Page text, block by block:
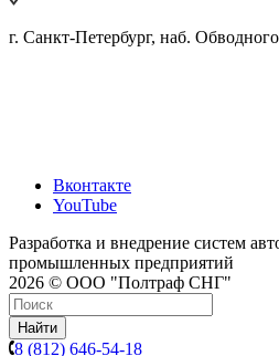
г. Санкт-Петербург, наб.
Вконтакте
YouTube
Разработка и внедрение систем
промышленных предприятий
2026 © ООО "Полтраф СНГ"
Найти
8 (812) 646-54-18